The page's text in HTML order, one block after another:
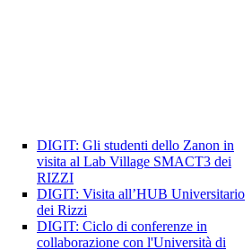
DIGIT: Gli studenti dello Zanon in
visita al Lab Village SMACT3 dei
RIZZI
DIGIT: Visita all’HUB Universitario
dei Rizzi
DIGIT: Ciclo di conferenze in
collaborazione con l'Università di